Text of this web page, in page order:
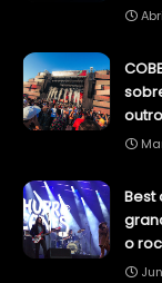
Best
o